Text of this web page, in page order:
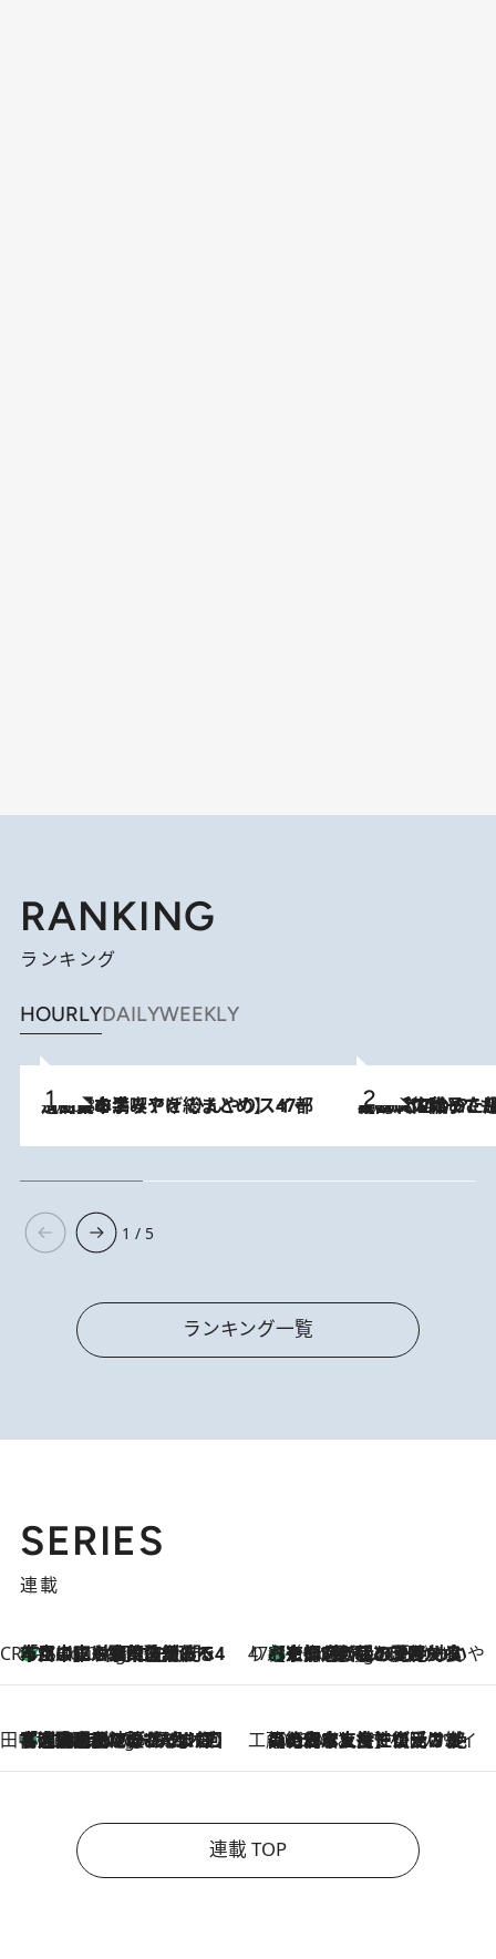
RANKING
ランキング
HOURLYDAILYWEEKLY
2026.8.5
【西日本エリアを総まとめ】 47都道府県の手みやげ ひんやりスイーツで夏を満喫 2026.8.5
【阿川佐和子さんの年とる力】なぜ70代で始めた趣味は“こんなに楽しい”のか？ ピアノ、俳句…スランプに陥っても続けられる“ある秘訣”とは
1 / 5
ランキング一覧
SERIES
連載
CREA'S CHOICE
1 Hour Ago
「立川にも歌舞伎があるんだよ」 片岡仁左衛門・市川中車ら豪華座組みで4年目の立川立飛歌舞伎へ 47都道府県の手みやげ ひんやりスイーツで夏を満喫
1 Hour Ago
【京都府】この夏絶対食べたい 冷やしておいしいおやつ3選 ひと口目から心を掴む新緑のテリーヌ
田中稲の勝手に再ブーム
6 Hours Ago
「湘南乃風に憧れて」観客大盛上がりの“タオル回し”に、ラッパー顔負けの高速歌唱まで…さだまさし（74）のアグレッシブすぎる現在地 工藤まやのおもてなしハワイ
2026.8.6
【ハワイ土産】ローカルの絶大な支持で復活！ 絶品の幻クッキー《元ファンの日本人女性が受け継いだ名店》
連載 TOP